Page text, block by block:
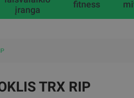
įranga
fitness
TRX RIP